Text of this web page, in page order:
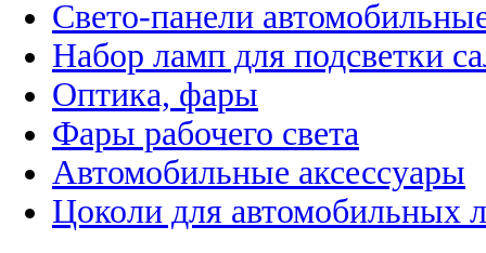
Свето-панели
Набор ламп для подсветки
Оптика, фары
Фары рабочего света
Автомобильные аксессуары
Цоколи для автомобильных